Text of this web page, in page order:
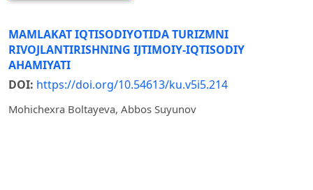
MAMLAKAT IQTISODIYOTIDA TURIZMNI
RIVOJLANTIRISHNING IJTIMOIY-IQTISODIY
AHAMIYATI
DOI: https://doi.org/10.54613/ku.v5i5.214
Mohichexra Boltayeva, Abbos Suyunov